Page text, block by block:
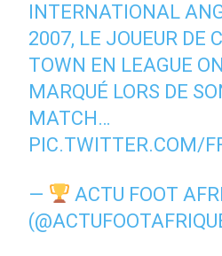
INTERNATIONAL
2007, LE JOUEUR DE
TOWN EN LEAGUE
MARQUÉ LORS DE
MATCH…
PIC.TWITTER.COM/
—
ACTU FOOT